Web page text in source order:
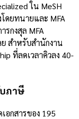
ใน MeSH
ดยทนายและ MFA
รกงสุล MFA
สำหรับสำนักงาน
ที่ลดเวลาคิวลง 40-
บภาษี
อกสารของ 195